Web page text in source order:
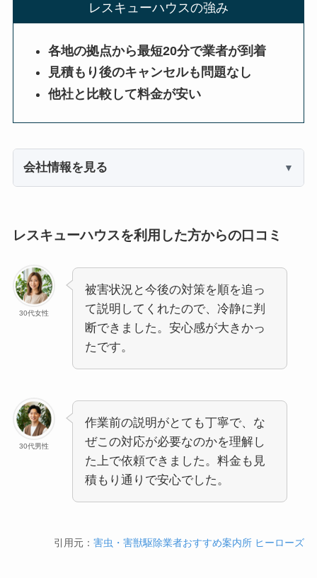
レスキューハウスの強み
各地の拠点から最短20分で業者が到着
見積もり後のキャンセルも問題なし
他社と比較して料金が安い
会社情報を見る
レスキューハウスを利用した方からの口コミ
30代女性
被害状況と今後の対策を順を追っ
て説明してくれたので、冷静に判
断できました。安心感が大きかっ
たです。
30代男性
作業前の説明がとても丁寧で、な
ぜこの対応が必要なのかを理解し
た上で依頼できました。料金も見
積もり通りで安心でした。
引用元：害虫・害獣駆除業者おすすめ案内所 ヒーローズ